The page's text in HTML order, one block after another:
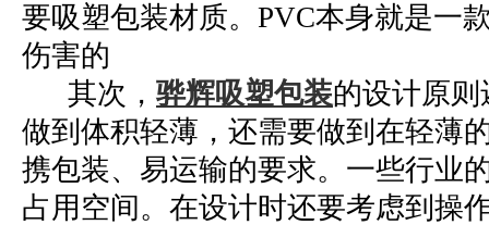
要吸塑包装材质。PVC本身就是一
伤害的
其次， 骅辉吸塑包装的设计原
做到体积轻薄，还需要做到在轻薄
携包装、易运输的要求。一些行业
占用空间。在设计时还要考虑到操